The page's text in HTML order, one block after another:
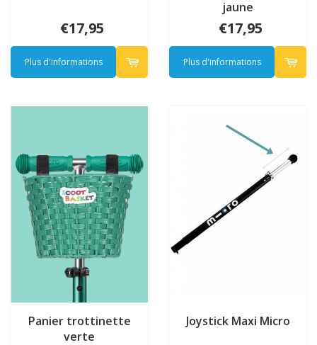
€17,95
Plus d'informations
jaune
€17,95
Plus d'informations
Panier trottinette
verte
Joystick Maxi Micro